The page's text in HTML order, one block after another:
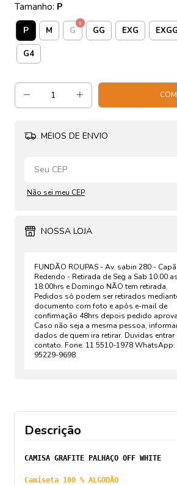
Tamanho: P
P M G GG EXG EXGG
G4
MEIOS DE ENVIO
Não sei meu CEP
NOSSA LOJA
FUNDÃO ROUPAS - Av. sabin 280 -
Redendo - Retirada de Seg a Sab 10:00 as
18:00hrs e Domingo NÃO tem retirada.
Pedidos só podem ser retirados
documento com foto e após e-mail de
confirmação 48hrs depois pedido
Caso não seja a mesma pessoa,
dados de quem ira retirar. Duvidas entrar
contato. Fone: 11 5510-1978 WhatsApp:
95229-9698
Descrição
CAMISA GRAFITE PALHAÇO OFF WHITE
Camiseta 100 % ALGODÃO